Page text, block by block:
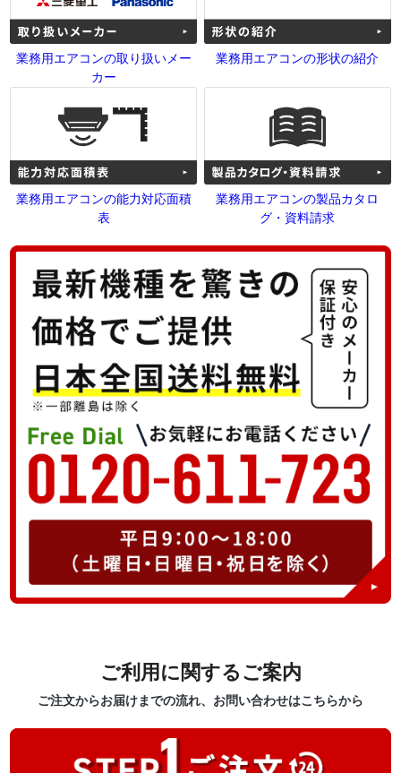
業務用エアコンの取り扱いメー
カー
業務用エアコンの形状の紹介
業務用エアコンの能力対応面積
表
業務用エアコンの製品カタロ
グ・資料請求
ご利用に関するご案内
ご注文からお届けまでの流れ、お問い合わせはこちらから